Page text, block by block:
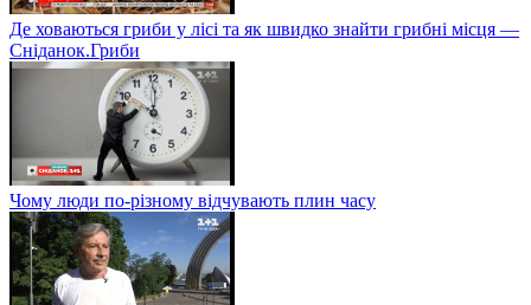
Де ховаються гриби у лісі та як швидко знайти грибні місця —
Сніданок.Гриби
Чому люди по-різному відчувають плин часу